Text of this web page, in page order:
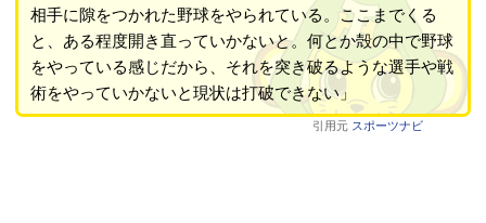
相手に隙をつかれた野球をやられている。ここまでくる
と、ある程度開き直っていかないと。何とか殻の中で野球
をやっている感じだから、それを突き破るような選手や戦
術をやっていかないと現状は打破できない」
引用元 スポーツナビ